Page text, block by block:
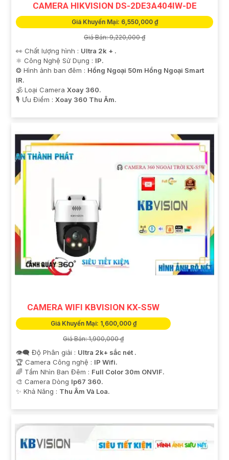
CAMERA HIKVISION DS-2DE3A404IW-DE
Giá Khuyến Mại: 6,550,000 ₫
Giá Bán: 9,220,000 ₫
👀 Chất lượng hình : Ultra 2k + .
⚛️ Công Nghệ Sử Dụng : IP.
❂ Hình ảnh ban đêm : Hồng Ngoại 50m Hồng Ngoại Smart
IR.
🕉️ Loại Camera Xoay 360.
️🎙 Ưu Điểm : Xoay 360 Thu Âm.
CAMERA WIFI KBVISION KX-S5W
Giá Khuyến Mại: 1,600,000 ₫
Giá Bán: 1,900,000 ₫
👁️‍🗨 Độ Phân giải : Ultra 2k+ sắc nét .
🏆 Camera Công nghệ : IP Wifi.
🌈 Tầm Nhìn Ban Đêm : Full Color 30m ONVIF.
🎨 Camera Dòng Ip67 360.
️✨ Khả Năng : Thu Âm Và Loa.